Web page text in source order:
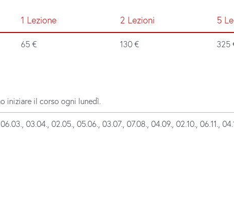
1 Lezione 2 Lezioni 5
65 € 130 € 325
iniziare il corso ogni lunedì.
03.04., 02.05., 05.06., 03.07., 07.08., 04.09., 02.10., 06.11.,